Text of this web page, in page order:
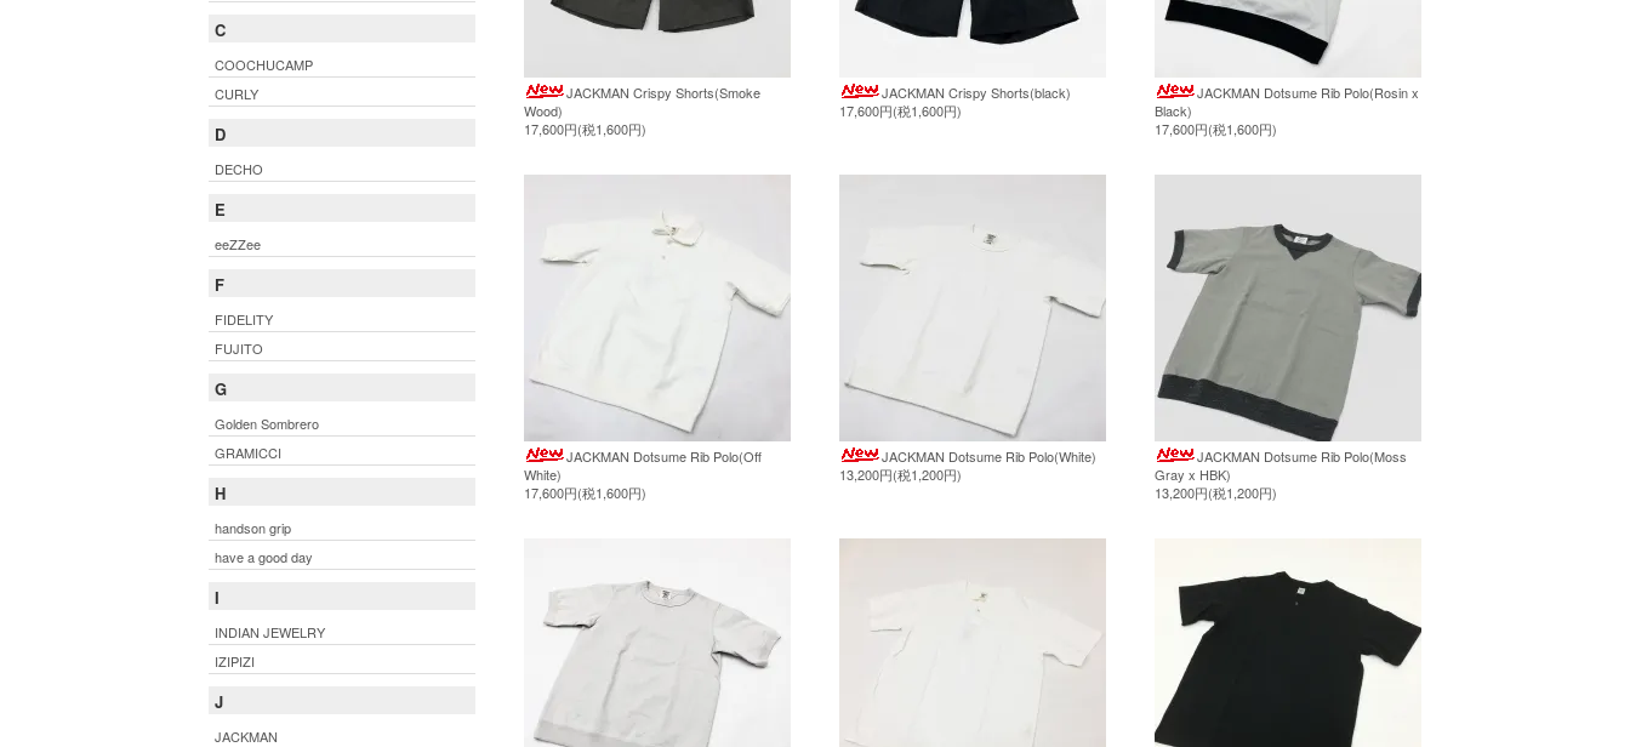
JACKMAN Crispy Shorts(Smoke
Wood)
17,600円(税1,600円)
JACKMAN Crispy Shorts(black)
17,600円(税1,600円)
JACKMAN Dotsume Rib Polo(Rosin x
Black)
17,600円(税1,600円)
JACKMAN Dotsume Rib Polo(Off
White)
17,600円(税1,600円)
JACKMAN Dotsume Rib Polo(White)
13,200円(税1,200円)
JACKMAN Dotsume Rib Polo(Moss
Gray x HBK)
13,200円(税1,200円)
C
COOCHUCAMP
CURLY
D
DECHO
E
eeZZee
F
FIDELITY
FUJITO
G
Golden Sombrero
GRAMICCI
H
handson grip
have a good day
I
INDIAN JEWELRY
IZIPIZI
J
JACKMAN